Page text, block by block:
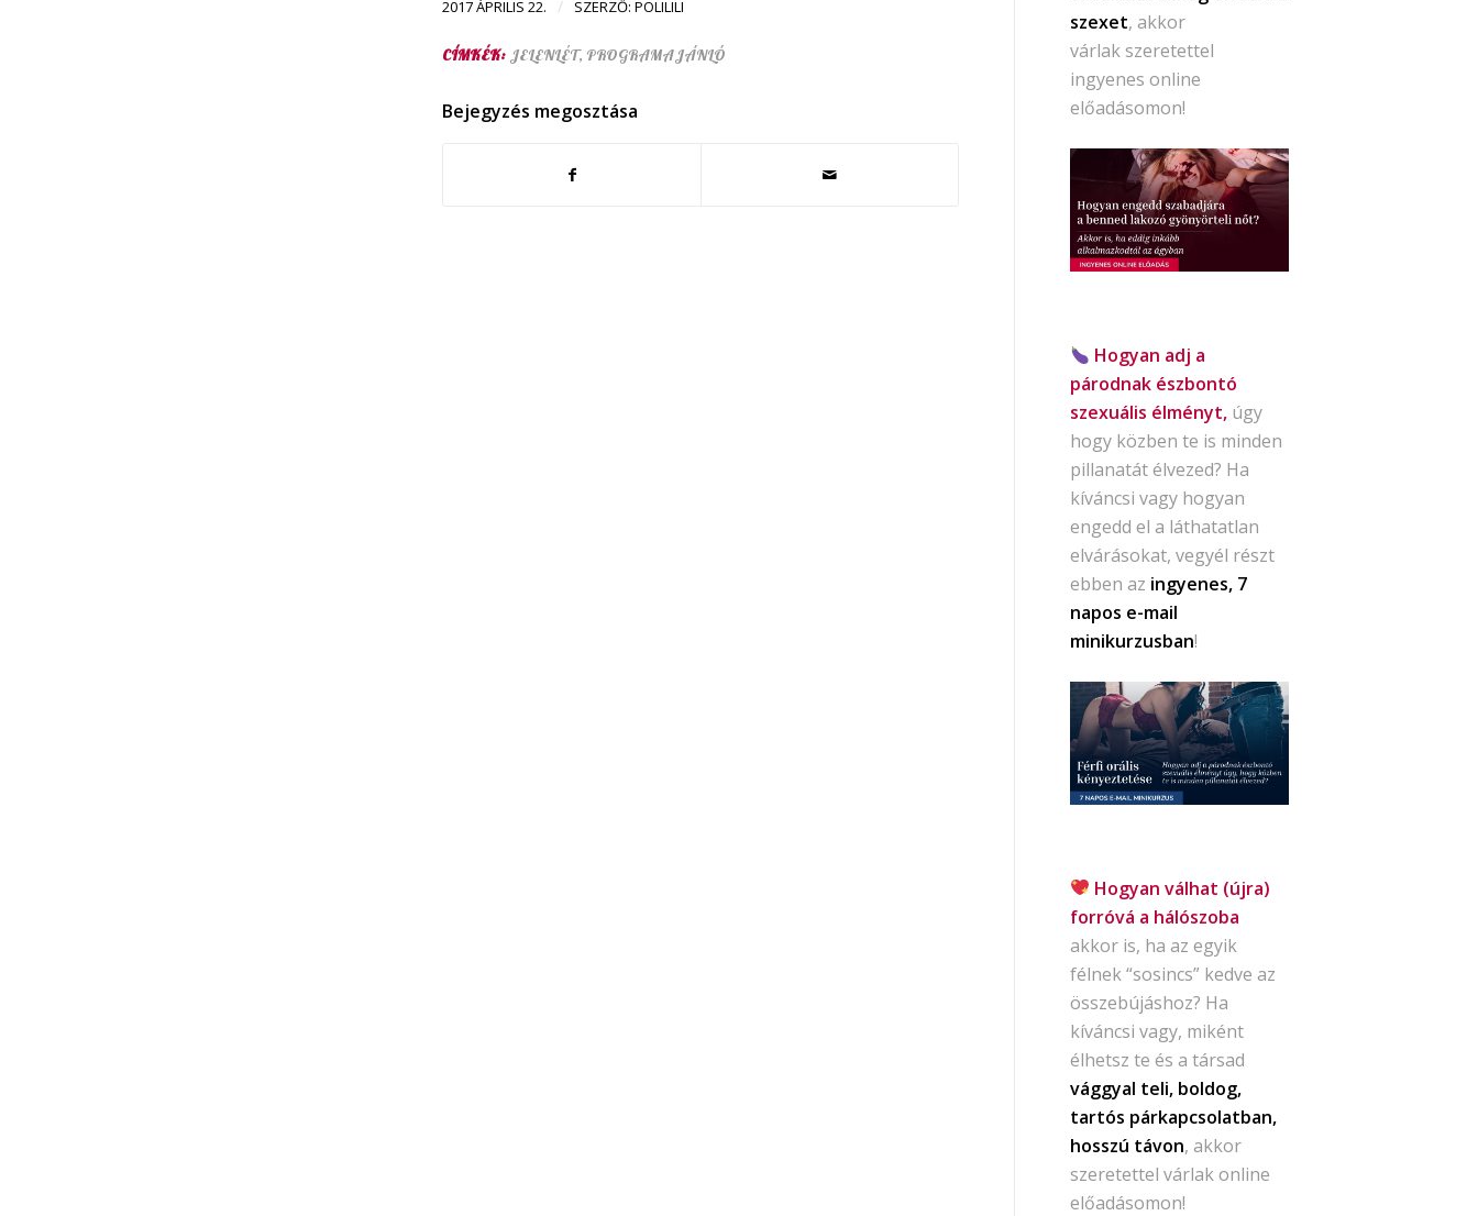
2017 ÁPRILIS 22. / SZERZŐ: POLILILI
CÍMKÉK: JELENLÉT, PROGRAMAJÁNLÓ
Bejegyzés megosztása
szexet, akkor
várlak szeretettel
ingyenes online
előadásomon!
Hogyan adj a
párodnak észbontó
szexuális élményt, úgy
hogy közben te is minden
pillanatát élvezed? Ha
kíváncsi vagy hogyan
engedd el a láthatatlan
elvárásokat, vegyél részt
ebben az ingyenes, 7
napos e-mail
minikurzusban!
Hogyan válhat (újra)
forróvá a hálószoba
akkor is, ha az egyik
félnek “sosincs” kedve az
összebújáshoz? Ha
kíváncsi vagy, miként
élhetsz te és a társad
vággyal teli, boldog,
tartós párkapcsolatban,
hosszú távon, akkor
szeretettel várlak online
előadásomon!